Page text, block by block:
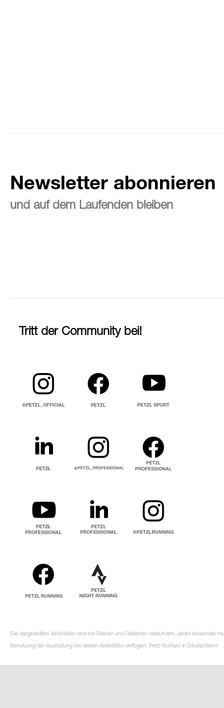
Newsletter abonnieren
und auf dem Laufenden bleiben
Tritt der Community bei!
Die dargestellten Aktivitäten sind mit Risiken und Gefahren verbunden. Jeder Anwender
Benutzung der Ausrüstung bei diesen Aktivitäten verfügen. Petzl Kontakt in Deutschland